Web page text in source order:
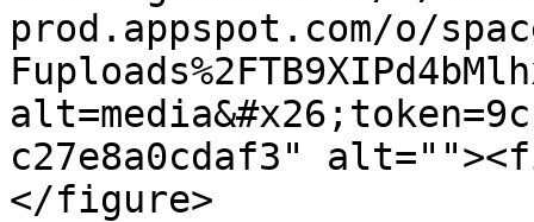
prod.appspot.com/o/
c27e8a0cdaf3"
</figure>